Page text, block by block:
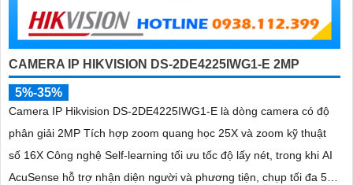
CAMERA IP HIKVISION DS-2DE4225IWG1-E 2MP
5%-35%
Camera IP Hikvision DS-2DE4225IWG1-E là dòng camera có độ
phân giải 2MP Tích hợp zoom quang học 25X và zoom kỹ thuật
số 16X Công nghệ Self-learning tối ưu tốc độ lấy nét, trong khi AI
AcuSense hỗ trợ nhận diện người và phương tiện, chụp tối đa 5